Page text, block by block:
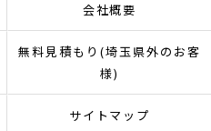
会社概要
無料見積もり(埼玉県外のお客
様)
サイトマップ